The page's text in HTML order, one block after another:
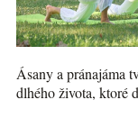
Ásany a pránajáma
dlhého života, ktoré